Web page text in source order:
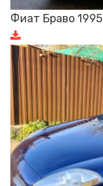
Фиат Браво 1995